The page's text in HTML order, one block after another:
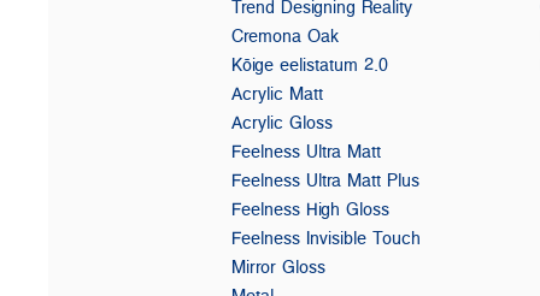
Trend Designing Reality
Cremona Oak
Kõige eelistatum 2.0
Acrylic Matt
Acrylic Gloss
Feelness Ultra Matt
Feelness Ultra Matt Plus
Feelness High Gloss
Feelness Invisible Touch
Mirror Gloss